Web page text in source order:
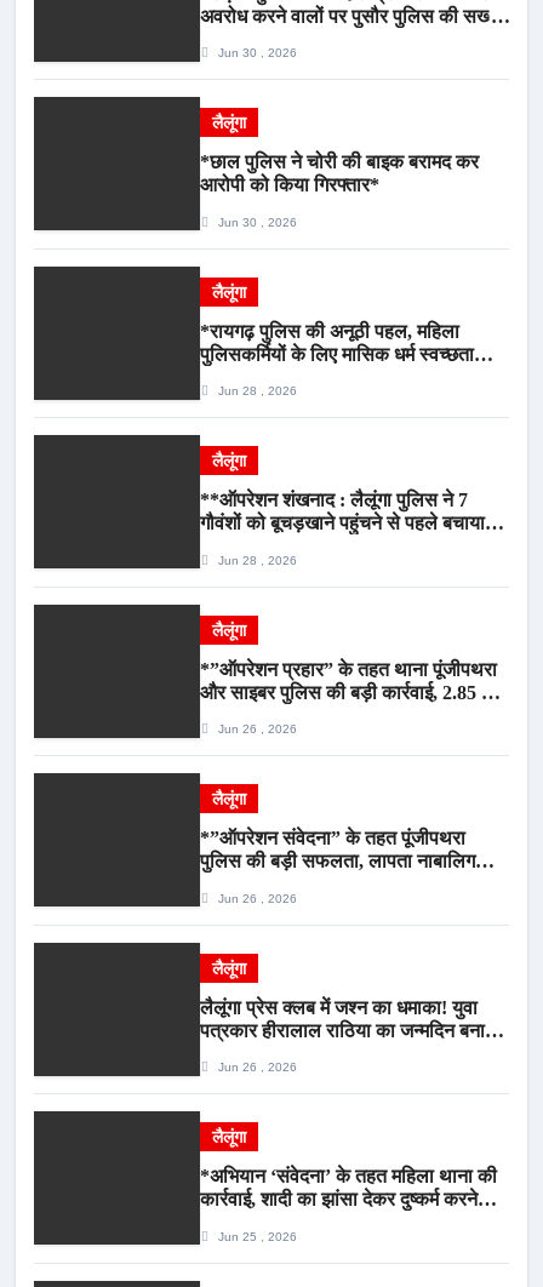
अवरोध करने वालों पर पुसौर पुलिस की सख्त
Jun 30 , 2026
लैलूंगा
*छाल पुलिस ने चोरी की बाइक बरामद कर
आरोपी को किया गिरफ्तार*
Jun 30 , 2026
लैलूंगा
*रायगढ़ पुलिस की अनूठी पहल, महिला
पुलिसकर्मियों के लिए मासिक धर्म स्वच्छता
Jun 28 , 2026
लैलूंगा
**ऑपरेशन शंखनाद : लैलूंगा पुलिस ने 7
गौवंशों को बूचड़खाने पहुंचने से पहले बचाया,
Jun 28 , 2026
लैलूंगा
*”ऑपरेशन प्रहार” के तहत थाना पूंजीपथरा
और साइबर पुलिस की बड़ी कार्रवाई, 2.85 टन
Jun 26 , 2026
लैलूंगा
*”ऑपरेशन संवेदना” के तहत पूंजीपथरा
पुलिस की बड़ी सफलता, लापता नाबालिग
आरोपी गिरफ्तार*
Jun 26 , 2026
लैलूंगा
लैलूंगा प्रेस क्लब में जश्न का धमाका! युवा
पत्रकार हीरालाल राठिया का जन्मदिन बना
स्वरJun 26 , 2026
लैलूंगा
*अभियान ‘संवेदना’ के तहत महिला थाना की
कार्रवाई, शादी का झांसा देकर दुष्कर्म करने
Jun 25 , 2026